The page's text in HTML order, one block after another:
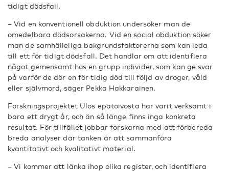
tidigt dödsfall.
– Vid en konventionell obduktion undersöker man de
omedelbara dödsorsakerna. Vid en social obduktion söker
man de samhälleliga bakgrundsfaktorerna som kan leda
till ett för tidigt dödsfall. Det handlar om att identifiera
något gemensamt hos en grupp individer, som kan ge svar
på varför de dör en för tidig död till följd av droger, våld
eller självmord, säger Pekka Hakkarainen.
Forskningsprojektet Ulos epätoivosta har varit verksamt i
bara ett drygt år, och än så länge finns inga konkreta
resultat. För tillfället jobbar forskarna med att förbereda
breda analyser där tanken är att sammanföra
kvantitativt och kvalitativt material.
– Vi kommer att länka ihop olika register, och identifiera